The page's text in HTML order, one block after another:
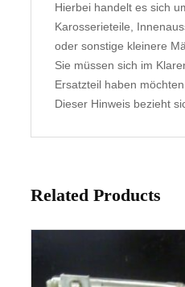
Hierbei handelt es sich
Karosserieteile,
oder sonstige kleinere
Sie müssen sich im
Ersatzteil haben
Dieser Hinweis bezieht
Related Products